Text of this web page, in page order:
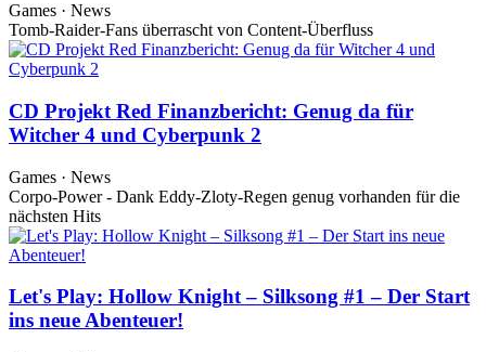
Games · News
Tomb-Raider-Fans überrascht von Content-Überfluss
CD Projekt Red Finanzbericht: Genug da für
Witcher 4 und Cyberpunk 2
Games · News
Corpo-Power - Dank Eddy-Zloty-Regen genug vorhanden für die
nächsten Hits
Let's Play: Hollow Knight – Silksong #1 – Der Start
ins neue Abenteuer!